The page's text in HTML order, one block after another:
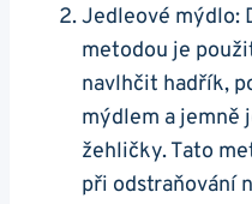
Jedleové mýdlo:
metodou je
navlhčit hadřík,
mýdlem a jemně⁢
žehličky. Tato
při odstraňování​